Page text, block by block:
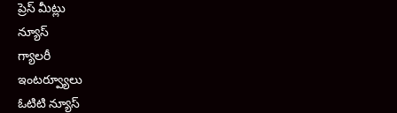
ప్రెస్ మీట్లు
న్యూస్
గ్యాలరీ
ఇంటర్వ్యూలు
ఓటిటి న్యూస్